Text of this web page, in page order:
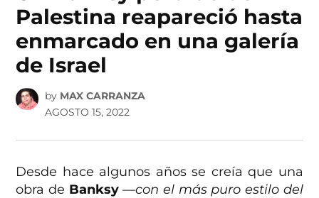
Palestina reapareció hasta
enmarcado en una galería
de Israel
by MAX CARRANZA
AGOSTO 15, 2022
Desde hace algunos años se creía que una
obra de Banksy—con el más puro estilo del